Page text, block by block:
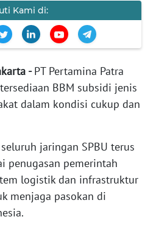
Kami di:
-PT Pertamina Patra
BBM subsidi jenis
dalam kondisi cukup dan
jaringan SPBU terus
penugasan pemerintah
logistik dan infrastruktur
menjaga pasokan di